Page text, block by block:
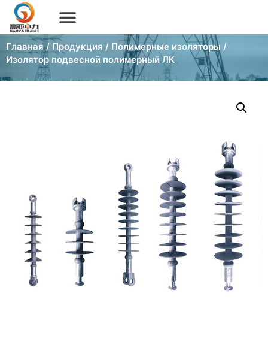
Главная/Продукция / Полимерные изоляторы /
Изолятор подвесной полимерный ЛК